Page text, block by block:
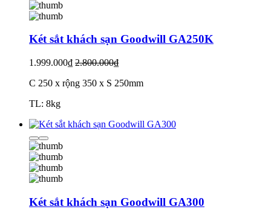
Két sắt khách sạn Goodwill GA250K
1.999.000₫ 2.800.000₫
C 250 x rộng 350 x S 250mm
TL: 8kg
Két sắt khách sạn Goodwill GA300